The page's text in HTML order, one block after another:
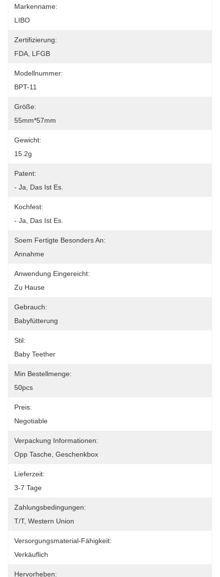
Markenname:
LIBO
Zertifizierung:
FDA, LFGB
Modellnummer:
BPT-11
Größe:
55mm*57mm
Gewicht:
15.2g
Patent:
- Ja, Das Ist Es.
Kochfest:
- Ja, Das Ist Es.
Soem Fertigte Besonders An:
Annahme
Anwendung Eingereicht:
Zu Hause
Gebrauch:
Babyfütterung
Stil:
Baby Teether
Min Bestellmenge:
50pcs
Preis:
Negotiable
Verpackung Informationen:
Opp Tasche, Geschenkbox
Lieferzeit:
3-7 Tage
Zahlungsbedingungen:
T/T, Western Union
Versorgungsmaterial-Fähigkeit:
Verkäuflich
Hervorheben: